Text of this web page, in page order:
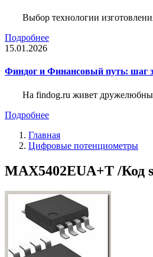
Выбор технологии
Подробнее
15.01.2026
Финдог и Финансовый путь: шаг
На findog.ru живет
Подробнее
Главная
Цифровые потенциометры
MAX5402EUA+T /Код